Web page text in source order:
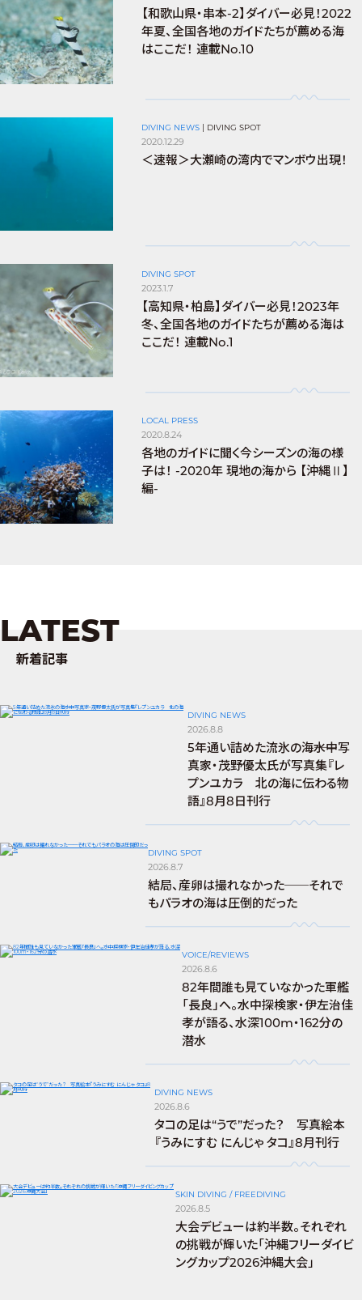
【和歌山県・串本-2】ダイバー必見！2022
年夏、全国各地のガイドたちが薦める海
はここだ！ 連載No.10
DIVING NEWS | DIVING SPOT
2020.12.29
＜速報＞大瀬崎の湾内でマンボウ出現！
DIVING SPOT
2023.1.7
【高知県・柏島】ダイバー必見！2023年
冬、全国各地のガイドたちが薦める海は
ここだ！ 連載No.1
LOCAL PRESS
2020.8.24
各地のガイドに聞く今シーズンの海の様
子は！ -2020年 現地の海から 【沖縄Ⅱ】
編-
LATEST
新着記事
DIVING NEWS
2026.8.8
5年通い詰めた流氷の海――水中写
真家・茂野優太氏が写真集『レ
プンユカラ 北の海に伝わる物
語』8月8日刊行
DIVING SPOT
2026.8.7
結局、産卵は撮れなかった──それで
もパラオの海は圧倒的だった
VOICE/REVIEWS
2026.8.6
82年間誰も見ていなかった軍艦
「長良」へ。水中探検家・伊左治佳
孝が語る、水深100m・162分の
潜水
DIVING NEWS
2026.8.6
タコの足は“うで”だった？ 写真絵本
『うみにすむ にんじゃ タコ』8月刊行
SKIN DIVING / FREEDIVING
2026.8.5
大会デビューは約半数。それぞれ
の挑戦が輝いた「沖縄フリーダイビ
ングカップ2026沖縄大会」